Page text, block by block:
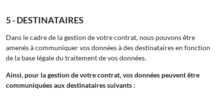
5 - DESTINATAIRES
Dans le cadre de la gestion de votre contrat, nous pouvons être
amenés à communiquer vos données à des destinataires en fonction
de la base légale du traitement de vos données.
Ainsi, pour la gestion de votre contrat, vos données peuvent être
communiquées aux destinataires suivants :